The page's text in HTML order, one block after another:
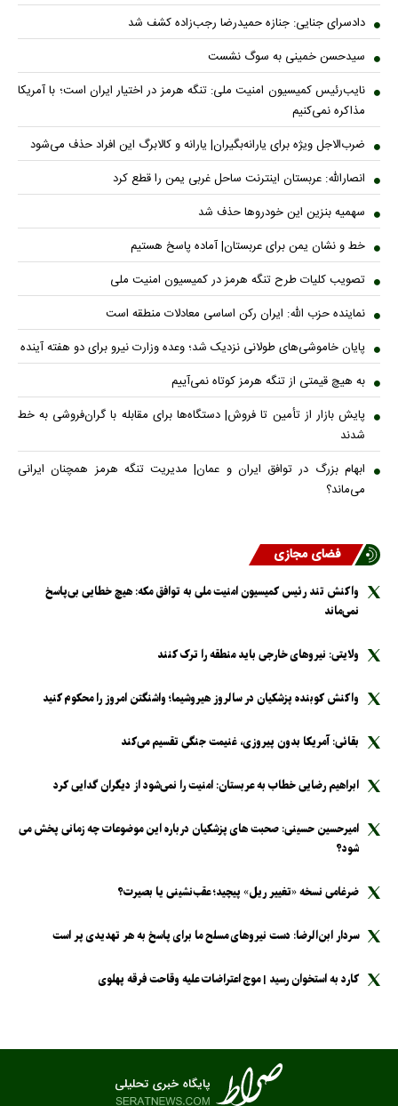
دادسرای جنایی: جنازه حمیدرضا رجب‌زاده کشف شد
سیدحسن خمینی به سوگ نشست
نایب‌رئیس کمیسیون امنیت ملی: تنگه هرمز در اختیار ایران است؛ با آمریکا
مذاکره نمی‌کنیم
ضرب‌الاجل ویژه برای یارانه‌بگیران| یارانه و کالابرگ این افراد حذف می‌شود
انصارالله: عربستان اینترنت ساحل غربی یمن را قطع کرد
سهمیه بنزین این خودروها حذف شد
خط و نشان یمن برای عربستان| آماده پاسخ هستیم
تصویب کلیات طرح تنگه هرمز در کمیسیون امنیت ملی
نماینده حزب الله: ایران رکن اساسی معادلات منطقه است
پایان خاموشی‌های طولانی نزدیک شد؛ وعده وزارت نیرو برای دو هفته آینده
به هیچ قیمتی از تنگه هرمز کوتاه نمی‌آییم
پایش بازار از تأمین تا فروش| دستگاه‌ها برای مقابله با گران‌فروشی به خط
شدند
ابهام بزرگ در توافق ایران و عمان| مدیریت تنگه هرمز همچنان ایرانی
می‌ماند؟
فضای مجازی
واکنش تند رئیس کمیسیون امنیت ملی به توافق مکه: هیچ خطایی بی‌پاسخ
نمی‌ماند
ولایتی: نیرو‌های خارجی باید منطقه را ترک کنند
واکنش کوبنده پزشکیان در سالروز هیروشیما؛ واشنگتن امروز را محکوم کنید
بقائی: آمریکا بدون پیروزی، غنیمت جنگی تقسیم می‌کند
ابراهیم رضایی خطاب به عربستان: امنیت را نمی‌شود از دیگران گدایی کرد
امیرحسین حسینی: صحبت های پزشکیان درباره این موضوعات چه زمانی پخش می
شود؟
ضرغامی نسخه «تغییر ریل» پیچید؛ عقب‌نشینی یا بصیرت؟
سردار ابن‌الرضا: دست نیرو‌های مسلح ما برای پاسخ به هر تهدیدی پر است
کارد به استخوان رسید | موج اعتراضات علیه وقاحت فرقه پهلوی